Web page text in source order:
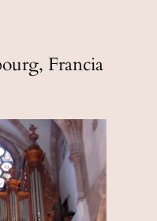
Francia